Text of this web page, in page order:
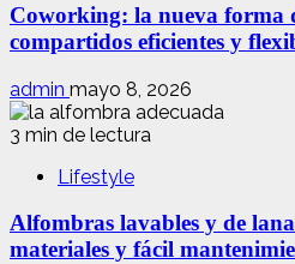
Coworking: la nueva forma
compartidos eficientes y
admin mayo 8, 2026
3 min de lectura
Lifestyle
Alfombras lavables y de
materiales y fácil